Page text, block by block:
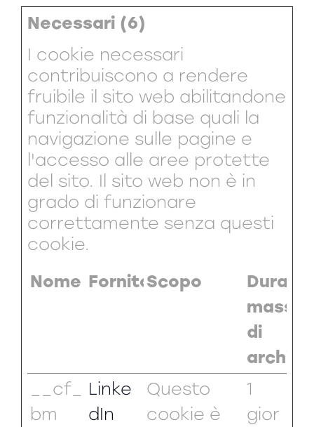
Necessari (6)
I cookie necessari
contribuiscono a rendere
fruibile il sito web abilitandone
funzionalità di base quali la
navigazione sulle pagine e
l'accesso alle aree protette
del sito. Il sito web non è in
grado di funzionare
correttamente senza questi
cookie.
Nome FornitoreScopo
Durata
di
__cf_
bm
Linke
dIn
Questo
cookie è
1
gior